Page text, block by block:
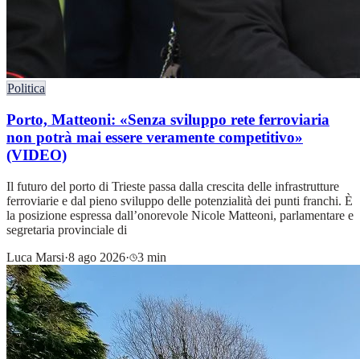
Politica
Porto, Matteoni: «Senza sviluppo rete ferroviaria
non potrà mai essere veramente competitivo»
(VIDEO)
Il futuro del porto di Trieste passa dalla crescita delle infrastrutture
ferroviarie e dal pieno sviluppo delle potenzialità dei punti franchi. È
la posizione espressa dall’onorevole Nicole Matteoni, parlamentare e
segretaria provinciale di
Luca Marsi·8 ago 2026· 3 min